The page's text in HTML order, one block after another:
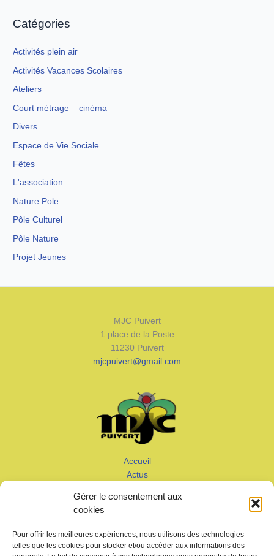
Gérer le consentement aux
cookies
Pour offrir les meilleures expériences, nous utilisons des technologies
telles que les cookies pour stocker et/ou accéder aux informations des
Catégories
Activités plein air
Activités Vacances Scolaires
Ateliers
Court métrage – cinéma
Divers
Espace de Vie Sociale
Fêtes
L'association
Nature Pole
Pôle Culturel
Pôle Nature
Projet Jeunes
MJC Puivert
1 place de la Poste
11230 Puivert
mjcpuivert@gmail.com
Accueil
Actus
Adhérer
Galeries – Vidéos